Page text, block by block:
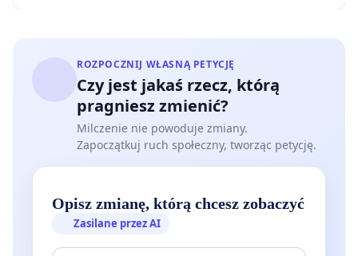
ROZPOCZNIJ WŁASNĄ PETYCJĘ
Czy jest jakaś rzecz, którą
pragniesz zmienić?
Milczenie nie powoduje zmiany.
Zapoczątkuj ruch społeczny, tworząc petycję.
Opisz zmianę, którą chcesz zobaczyć
Zasilane przez AI